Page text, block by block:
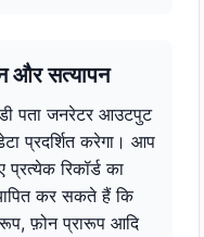
और सत्यापन
पता जनरेटर आउटपुट
प्रदर्शित करेगा। आप
रिकॉर्ड का
कर सकते हैं कि
फ़ोन प्रारूप आदि